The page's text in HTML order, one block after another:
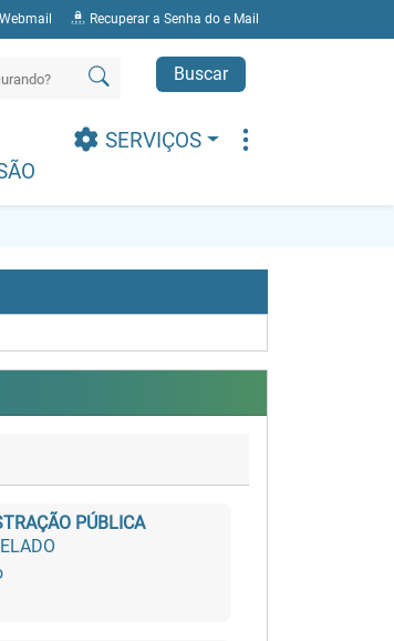
Webmail Recuperar a Senha do e Mail
Buscar
SERVIÇOS
PÚBLICA